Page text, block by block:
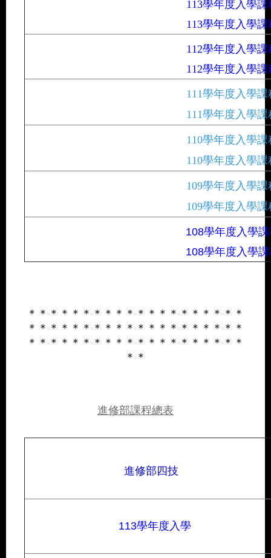
113學年度入學
113學年度入學
112學年度入學
112學年度入學
111學年度入學
111學年度入學
110學年度入學
110學年度入學
109學年度入學
109學年度入學
108學年度入學
108學年度入學
＊＊＊＊＊＊＊＊＊＊＊＊＊＊＊＊＊＊＊＊
＊＊＊＊＊＊＊＊＊＊＊＊＊＊＊＊＊＊＊＊
＊＊＊＊＊＊＊＊＊＊＊＊＊＊＊＊＊＊＊＊
＊＊
進修部課程總表
進修部四技
113學年度入學